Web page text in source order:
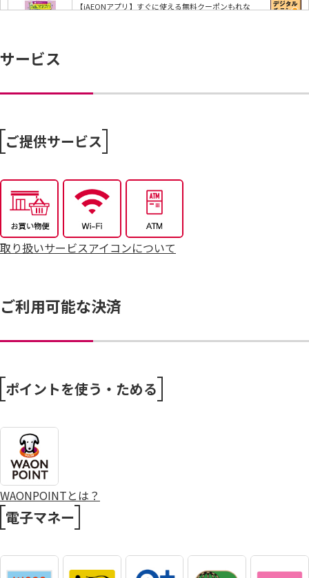
【iAEONアプリ】すぐに使える無料クーポンもれな
サービス
ご提供サービス
取り扱いサービスアイコンについて
ご利用可能な決済
ポイントを使う・ためる
WAONPOINTとは？
電子マネー